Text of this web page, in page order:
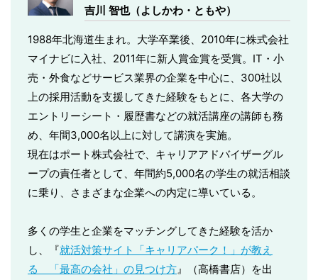
吉川 智也（よしかわ・ともや）
1988年北海道生まれ。大学卒業後、2010年に株式会社
マイナビに入社、2011年に新人賞金賞を受賞。IT・小
売・外食などサービス業界の企業を中心に、300社以
上の採用活動を支援してきた経験をもとに、各大学の
エントリーシート・履歴書などの就活講座の講師も務
め、年間3,000名以上に対して講演を実施。
現在はポート株式会社で、キャリアアドバイザーグル
ープの責任者として、年間約5,000名の学生の就活相談
に乗り、さまざまな企業への内定に導いている。
多くの学生と企業をマッチングしてきた経験を活か
し、『就活対策サイト「キャリアパーク！」が教え
る 「最高の会社」の見つけ方 』（高橋書店）を出